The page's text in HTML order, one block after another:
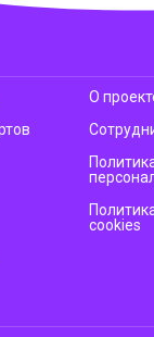
О
cookies